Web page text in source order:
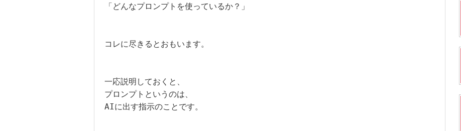
「どんなプロンプトを使っているか？」
コレに尽きるとおもいます。
一応説明しておくと、
プロンプトというのは、
AIに出す指示のことです。